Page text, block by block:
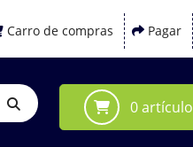
Carro de compras Pagar
0